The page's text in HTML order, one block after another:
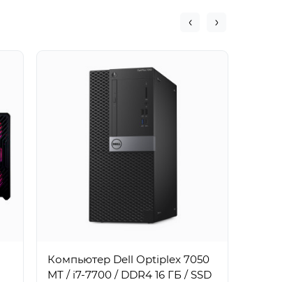
Компьютер Dell Optiplex 7050
MT / i7-7700 / DDR4 16 ГБ / SSD